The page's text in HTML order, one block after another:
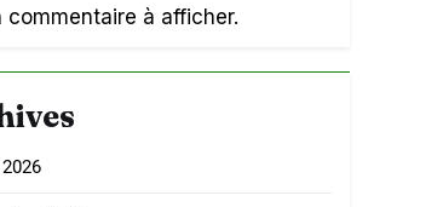
commentaire à afficher.